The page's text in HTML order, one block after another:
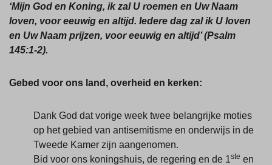
‘Mijn God en Koning, ik zal U roemen en Uw Naam
loven, voor eeuwig en altijd. Iedere dag zal ik U loven
en Uw Naam prijzen, voor eeuwig en altijd’ (Psalm
145:1-2).
Gebed voor ons land, overheid en kerken:
Dank God dat vorige week twee belangrijke moties
op het gebied van antisemitisme en onderwijs in de
Tweede Kamer zijn aangenomen.
Bid voor ons koningshuis, de regering en de 1ste en